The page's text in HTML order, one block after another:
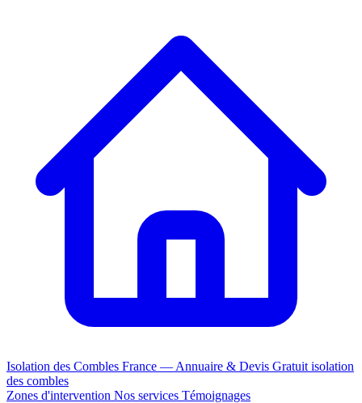
Isolation des Combles France — Annuaire & Devis Gratuit isolation
des combles
Zones d'intervention Nos services Témoignages